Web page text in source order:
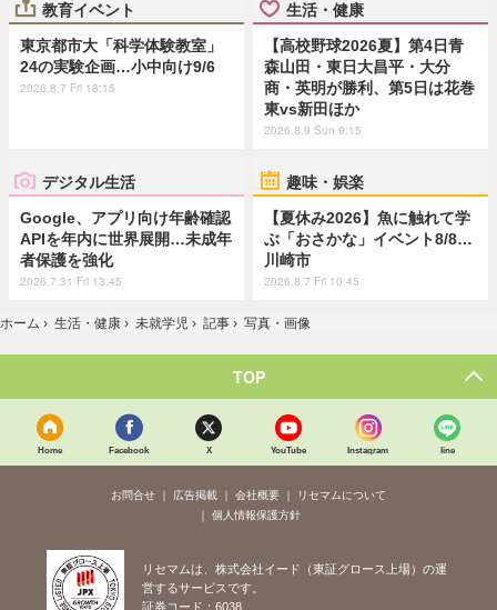
教育イベント
東京都市大「科学体験教室」
24の実験企画…小中向け9/6
2026.8.7 Fri 18:15
生活・健康
【高校野球2026夏】第4日青
森山田・東日大昌平・大分
商・英明が勝利、第5日は花巻
東vs新田ほか
2026.8.9 Sun 9:15
デジタル生活
Google、アプリ向け年齢確認
APIを年内に世界展開…未成年
者保護を強化
2026.7.31 Fri 13:45
趣味・娯楽
【夏休み2026】魚に触れて学
ぶ「おさかな」イベント8/8…
川崎市
2026.8.7 Fri 10:45
ホーム › 生活・健康 › 未就学児 › 記事 › 写真・画像
TOP
Home Facebook X YouTube Instagram line
お問合せ 広告掲載 会社概要
リセマムについて
個人情報保護方針
リセマムは、株式会社イード（東証グロース上場）の運
営するサービスです。
証券コード：6038